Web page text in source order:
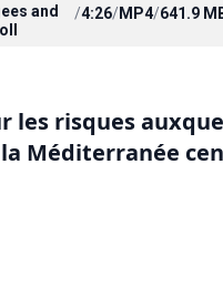
and
/4:26/MP4/641.9
les risques
Méditerranée